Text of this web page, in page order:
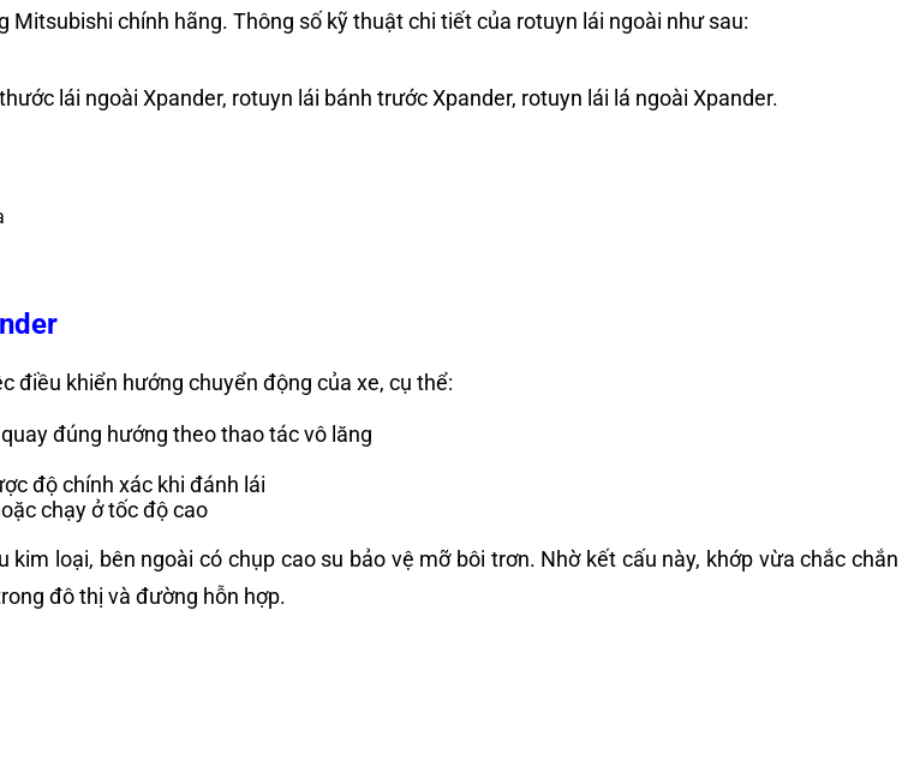
Mitsubishi chính hãng. Thông số kỹ thuật chi tiết của rotuyn lái ngoài như sau:
lái ngoài Xpander, rotuyn lái bánh trước Xpander, rotuyn lái lá ngoài Xpander.
điều khiển hướng chuyển động của xe, cụ thể:
đúng hướng theo thao tác vô lăng
độ chính xác khi đánh lái
chạy ở tốc độ cao
loại, bên ngoài có chụp cao su bảo vệ mỡ bôi trơn. Nhờ kết cấu này, khớp vừa chắc chắn
đô thị và đường hỗn hợp.